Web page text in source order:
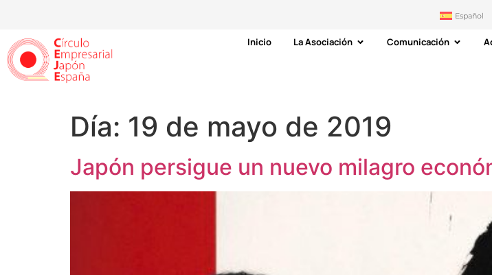
Español
Inicio La Asociación Comunicación
Día: 19 de mayo de 2019
Japón persigue un nuevo milagro